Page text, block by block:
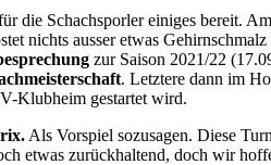
die Schachsporler einiges bereit.
nichts ausser etwas
zur Saison 2021/22
. Letztere dann im
Klubheim gestartet wird.
Als Vorspiel sozusagen. Diese
etwas zurückhaltend, doch wir